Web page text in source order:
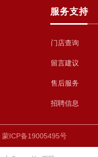
蒙ICP备19005495号
门店查询
留言建议
售后服务
招聘信息
服务支持